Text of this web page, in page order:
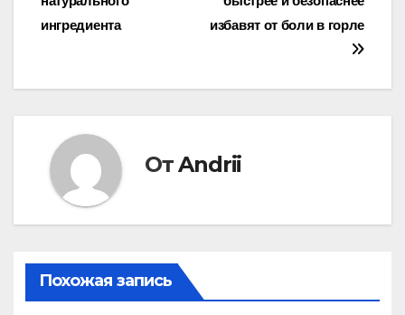
избавят от боли в горле
ингредиента
ОтAndrii
Похожая запись